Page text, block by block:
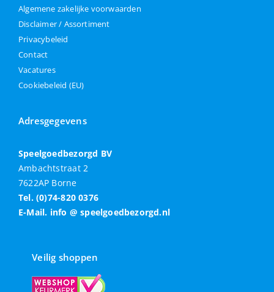
Algemene zakelijke voorwaarden
Disclaimer / Assortiment
Privacybeleid
Contact
Vacatures
Cookiebeleid (EU)
Adresgegevens
Speelgoedbezorgd BV
Ambachtstraat 2
7622AP Borne
Tel. (0)74-820 0376
E-Mail. info @ speelgoedbezorgd.nl
Veilig shoppen